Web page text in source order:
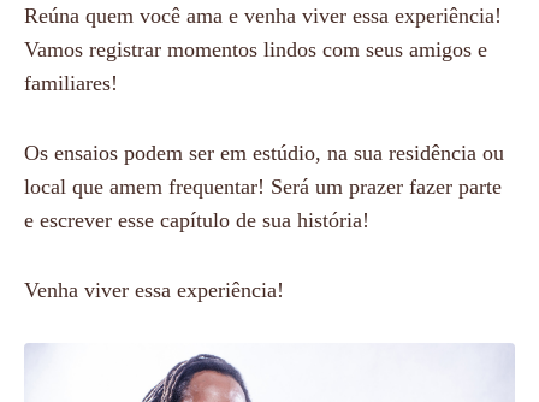
Reúna quem você ama e venha viver essa experiência!
Vamos registrar momentos lindos com seus amigos e
familiares!
Os ensaios podem ser em estúdio, na sua residência ou
local que amem frequentar! Será um prazer fazer parte
e escrever esse capítulo de sua história!
Venha viver essa experiência!